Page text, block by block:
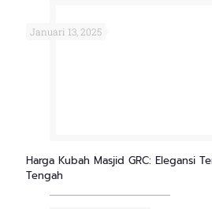
Januari 13, 2025
Harga Kubah Masjid GRC: Elegansi
Tengah